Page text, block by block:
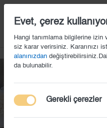
Evet, çerez
Hangi tanımlama bilgilerine
siz karar verirsiniz. Kararınızı
alanınızdan
da bulunabilir.
Gerekli çerezler